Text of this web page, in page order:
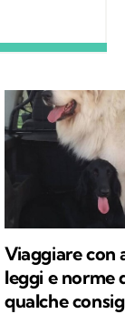
e
Viaggiare con
leggi e norme
qualche